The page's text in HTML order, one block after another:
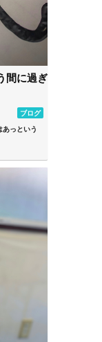
間に過ぎ
ブログ